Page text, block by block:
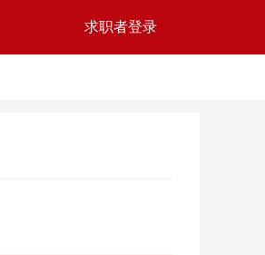
求职者登录